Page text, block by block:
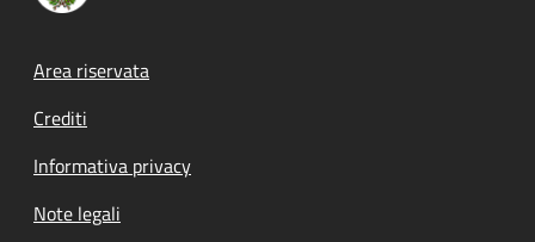
Footer menu
Area riservata
Crediti
Informativa privacy
Note legali